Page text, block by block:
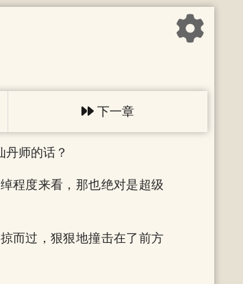
下一章
师的话？
程度来看，那也绝对是超级
而过，狠狠地撞击在了前方